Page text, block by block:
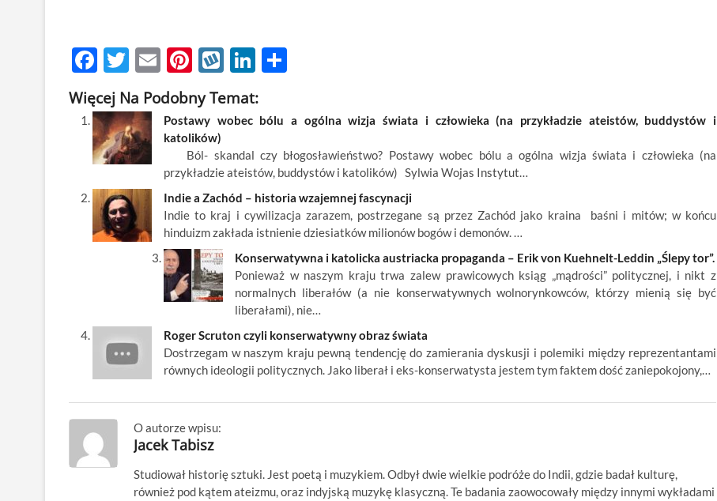
F
ac
e
b
o
o
k
T
w
itt
er
E
m
ail
Pi
nt
er
es
t
W
k
p
Li
k
dI
n
ar
Więcej Na Podobny Temat:
Postawy wobec bólu a ogólna wizja świata i człowieka (na przykładzie ateistów, buddystów i
katolików)
Ból- skandal czy błogosławieństwo? Postawy wobec bólu a ogólna wizja świata i człowieka (na
przykładzie ateistów, buddystów i katolików) Sylwia Wojas Instytut…
Indie a Zachód – historia wzajemnej fascynacji
Indie to kraj i cywilizacja zarazem, postrzegane są przez Zachód jako kraina baśni i mitów; w końcu
hinduizm zakłada istnienie dziesiatków milionów bogów i demonów. …
Konserwatywna i katolicka austriacka propaganda – Erik von Kuehnelt-Leddin „Ślepy tor”.
Ponieważ w naszym kraju trwa zalew prawicowych ksiąg „mądrości” politycznej, i nikt z
normalnych liberałów (a nie konserwatywnych wolnorynkowców, którzy mienią się być
liberałami), nie…
Roger Scruton czyli konserwatywny obraz świata
Dostrzegam w naszym kraju pewną tendencję do zamierania dyskusji i polemiki między reprezentantami
równych ideologii politycznych. Jako liberał i eks-konserwatysta jestem tym faktem dość zaniepokojony,…
O autorze wpisu:
Jacek Tabisz
Studiował historię sztuki. Jest poetą i muzykiem. Odbył dwie wielkie podróże do Indii, gdzie badał kulturę,
również pod kątem ateizmu, oraz indyjską muzykę klasyczną. Te badania zaowocowały między innymi wykładami